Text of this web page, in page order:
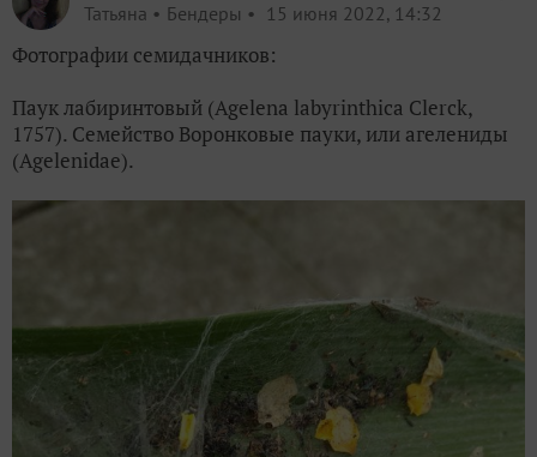
Татьяна Бендеры 15 июня 2022, 14:32
Фотографии семидачников:
Паук лабиринтовый (Agelena labyrinthica Clerck,
1757). Семейство Воронковые пауки, или агелениды
(Agelenidae).